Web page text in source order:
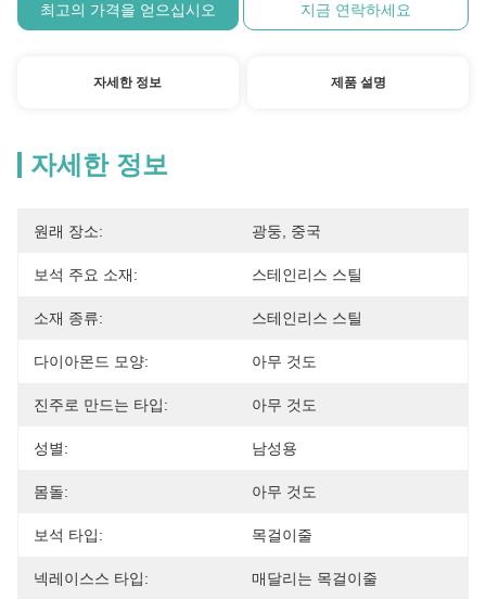
최고의 가격을 얻으십시오 지금 연락하세요
자세한 정보 제품 설명
자세한 정보
원래 장소: 광둥, 중국
보석 주요 소재: 스테인리스 스틸
소재 종류: 스테인리스 스틸
다이아몬드 모양: 아무 것도
진주로 만드는 타입: 아무 것도
성별: 남성용
몸돌: 아무 것도
보석 타입: 목걸이줄
넥레이스스 타입: 매달리는 목걸이줄